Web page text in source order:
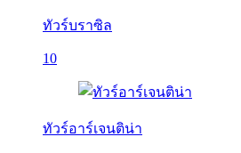
ทัวร์บราซิล
10
ทัวร์อาร์เจนติน่า